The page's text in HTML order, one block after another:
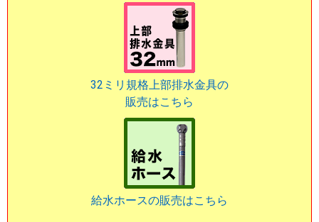
32ミリ規格上部排水金具の
販売はこちら
給水ホースの販売はこちら